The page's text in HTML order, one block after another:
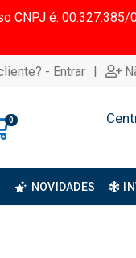
CNPJ é:
- Entrar |
0
NOVIDADES